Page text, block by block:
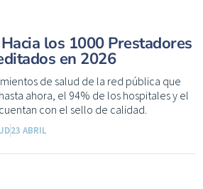
los 1000 Prestadores
en 2026
de salud de la red pública que
ahora, el 94% de los hospitales y el
cuentan con el sello de calidad.
23 ABRIL